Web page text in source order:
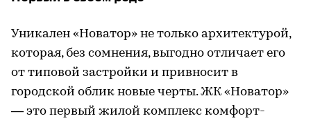
Уникален «Новатор» не только архитектурой,
которая, без сомнения, выгодно отличает его
от типовой застройки и привносит в
городской облик новые черты. ЖК «Новатор»
— это первый жилой комплекс комфорт-